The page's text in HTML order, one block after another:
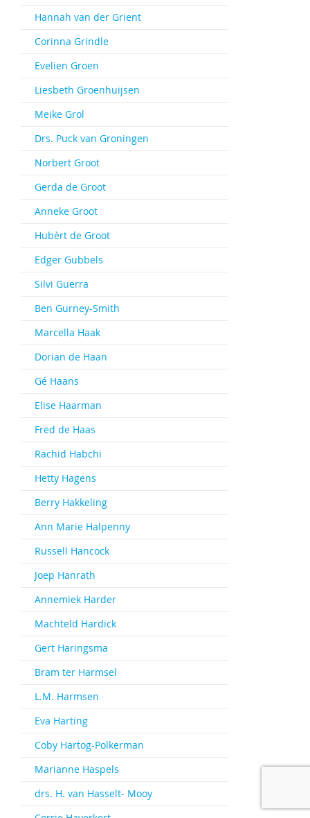
Hannah van der Grient
Corinna Grindle
Evelien Groen
Liesbeth Groenhuijsen
Meike Grol
Drs. Puck van Groningen
Norbert Groot
Gerda de Groot
Anneke Groot
Hubèrt de Groot
Edger Gubbels
Silvi Guerra
Ben Gurney-Smith
Marcella Haak
Dorian de Haan
Gé Haans
Elise Haarman
Fred de Haas
Rachid Habchi
Hetty Hagens
Berry Hakkeling
Ann Marie Halpenny
Russell Hancock
Joep Hanrath
Annemiek Harder
Machteld Hardick
Gert Haringsma
Bram ter Harmsel
L.M. Harmsen
Eva Harting
Coby Hartog-Polkerman
Marianne Haspels
drs. H. van Hasselt- Mooy